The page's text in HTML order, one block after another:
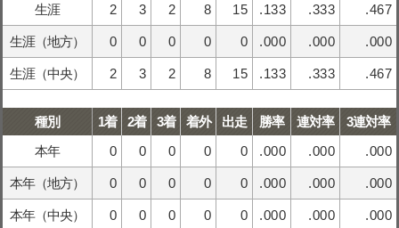
生涯
2 3 2 8 15 .133 .333 .467
生涯（地方） 0 0 0 0 0 .000 .000 .000
生涯（中央） 2 3 2 8 15 .133 .333 .467
種別 1着 2着 3着 着外 出走 勝率 連対率
3連対率
本年
0 0 0 0 0 .000 .000 .000
本年（地方） 0 0 0 0 0 .000 .000 .000
本年（中央） 0 0 0 0 0 .000 .000 .000